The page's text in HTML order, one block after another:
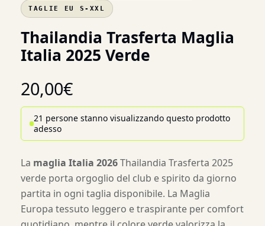
TAGLIE EU S-XXL
Thailandia Trasferta Maglia
Italia 2025 Verde
20,00€
21 persone stanno visualizzando questo prodotto
adesso
La maglia Italia 2026Thailandia Trasferta 2025
verde porta orgoglio del club e spirito da giorno
partita in ogni taglia disponibile. La Maglia
Europa tessuto leggero e traspirante per comfort